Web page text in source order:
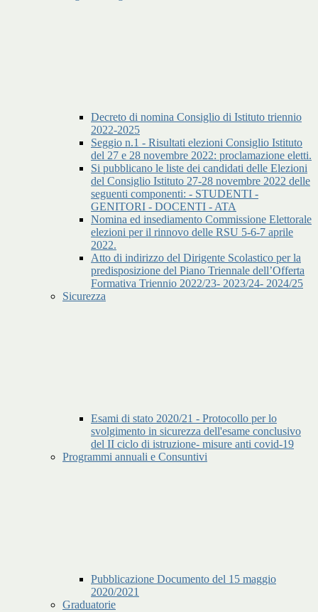
Decreto di nomina Consiglio di Istituto triennio
2022-2025
Seggio n.1 - Risultati elezioni Consiglio Istituto
del 27 e 28 novembre 2022: proclamazione eletti.
Si pubblicano le liste dei candidati delle Elezioni
del Consiglio Istituto 27-28 novembre 2022 delle
seguenti componenti: - STUDENTI -
GENITORI - DOCENTI - ATA
Nomina ed insediamento Commissione Elettorale
elezioni per il rinnovo delle RSU 5-6-7 aprile
2022.
Atto di indirizzo del Dirigente Scolastico per la
predisposizione del Piano Triennale dell’Offerta
Formativa Triennio 2022/23- 2023/24- 2024/25
Sicurezza
Esami di stato 2020/21 - Protocollo per lo
svolgimento in sicurezza dell'esame conclusivo
del II ciclo di istruzione- misure anti covid-19
Programmi annuali e Consuntivi
Pubblicazione Documento del 15 maggio
2020/2021
Graduatorie